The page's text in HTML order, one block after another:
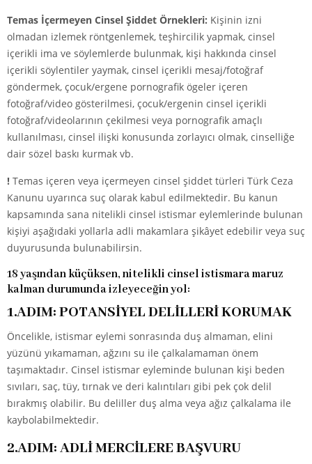
Temas İçermeyen Cinsel Şiddet Örnekleri: Kişinin izni
olmadan izlemek röntgenlemek, teşhircilik yapmak, cinsel
içerikli ima ve söylemlerde bulunmak, kişi hakkında cinsel
içerikli söylentiler yaymak, cinsel içerikli mesaj/fotoğraf
göndermek, çocuk/ergene pornografik ögeler içeren
fotoğraf/video gösterilmesi, çocuk/ergenin cinsel içerikli
fotoğraf/videolarının çekilmesi veya pornografik amaçlı
kullanılması, cinsel ilişki konusunda zorlayıcı olmak, cinselliğe
dair sözel baskı kurmak vb.
! Temas içeren veya içermeyen cinsel şiddet türleri Türk Ceza
Kanunu uyarınca suç olarak kabul edilmektedir. Bu kanun
kapsamında sana nitelikli cinsel istismar eylemlerinde bulunan
kişiyi aşağıdaki yollarla adli makamlara şikâyet edebilir veya suç
duyurusunda bulunabilirsin.
18 yaşından küçüksen, nitelikli cinsel istismara maruz
kalman durumunda izleyeceğin yol:
1.ADIM: POTANSİYEL DELİLLERİ KORUMAK
Öncelikle, istismar eylemi sonrasında duş almaman, elini
yüzünü yıkamaman, ağzını su ile çalkalamaman önem
taşımaktadır. Cinsel istismar eyleminde bulunan kişi beden
sıvıları, saç, tüy, tırnak ve deri kalıntıları gibi pek çok delil
bırakmış olabilir. Bu deliller duş alma veya ağız çalkalama ile
kaybolabilmektedir.
2.ADIM: ADLİ MERCİLERE BAŞVURU